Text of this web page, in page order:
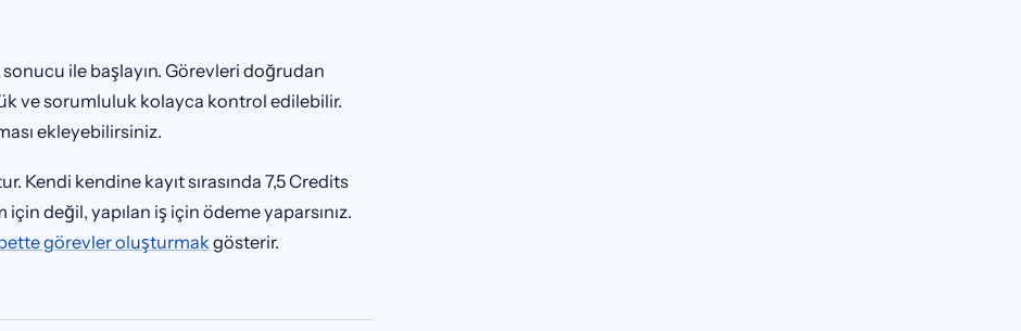
ile başlayın. Görevleri doğrudan
ve sorumluluk kolayca kontrol edilebilir.
ekleyebilirsiniz.
kendine kayıt sırasında 7,5 Credits
için değil, yapılan iş için ödeme yaparsınız.
görevler oluşturmak gösterir.